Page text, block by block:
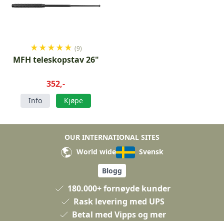
★★★★★ (9)
MFH teleskopstav 26"
352,-
Info Kjøpe
OUR INTERNATIONAL SITES
World wide
Svensk
Blogg
180.000+ fornøyde kunder
Rask levering med UPS
Betal med Vipps og mer